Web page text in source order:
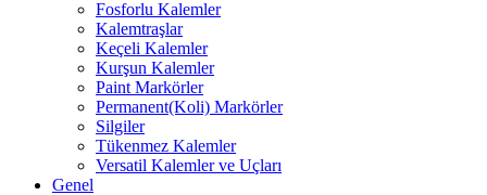
Fosforlu Kalemler
Kalemtraşlar
Keçeli Kalemler
Kurşun Kalemler
Paint Markörler
Permanent(Koli) Markörler
Silgiler
Tükenmez Kalemler
Versatil Kalemler ve Uçları
Genel